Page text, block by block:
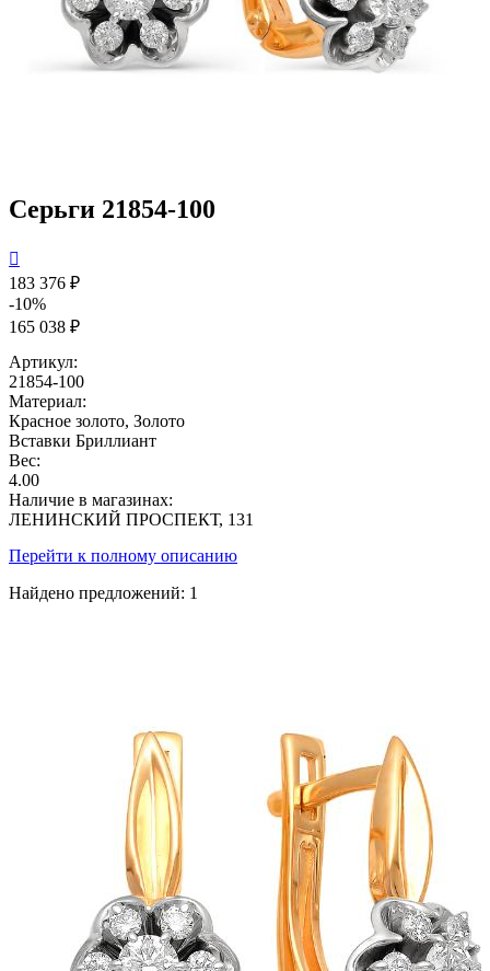
Серьги 21854-100

183 376 ₽
-10%
165 038 ₽
Артикул:
21854-100
Материал:
Красное золото, Золото
Вставки Бриллиант
Вес:
4.00
Наличие в магазинах:
ЛЕНИНСКИЙ ПРОСПЕКТ, 131
Перейти к полному описанию
Найдено предложений: 1